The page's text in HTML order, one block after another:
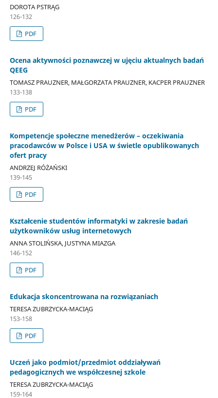
DOROTA PSTRĄG
126-132
PDF
Ocena aktywności poznawczej w ujęciu aktualnych badań
QEEG
TOMASZ PRAUZNER, MAŁGORZATA PRAUZNER, KACPER PRAUZNER
133-138
PDF
Kompetencje społeczne menedżerów – oczekiwania
pracodawców w Polsce i USA w świetle opublikowanych
ofert pracy
ANDRZEJ RÓŻAŃSKI
139-145
PDF
Kształcenie studentów informatyki w zakresie badań
użytkowników usług internetowych
ANNA STOLIŃSKA, JUSTYNA MIAZGA
146-152
PDF
Edukacja skoncentrowana na rozwiązaniach
TERESA ZUBRZYCKA-MACIĄG
153-158
PDF
Uczeń jako podmiot/przedmiot oddziaływań
pedagogicznych we współczesnej szkole
TERESA ZUBRZYCKA-MACIĄG
159-164